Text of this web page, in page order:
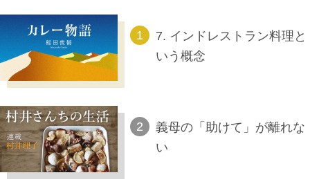
7. インドレストラン料理と
いう概念
義母の「助けて」が離れな
い